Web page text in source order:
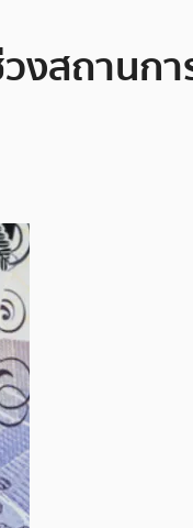
งสถาน